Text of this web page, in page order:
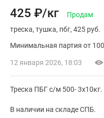
425 ₽/кг
Продам
треска тушка пбг 425 руб.
Минимальная партия от
12 января 2026, 18:03
Треска ПБГ с/м 500-
В наличии на складе СПБ.